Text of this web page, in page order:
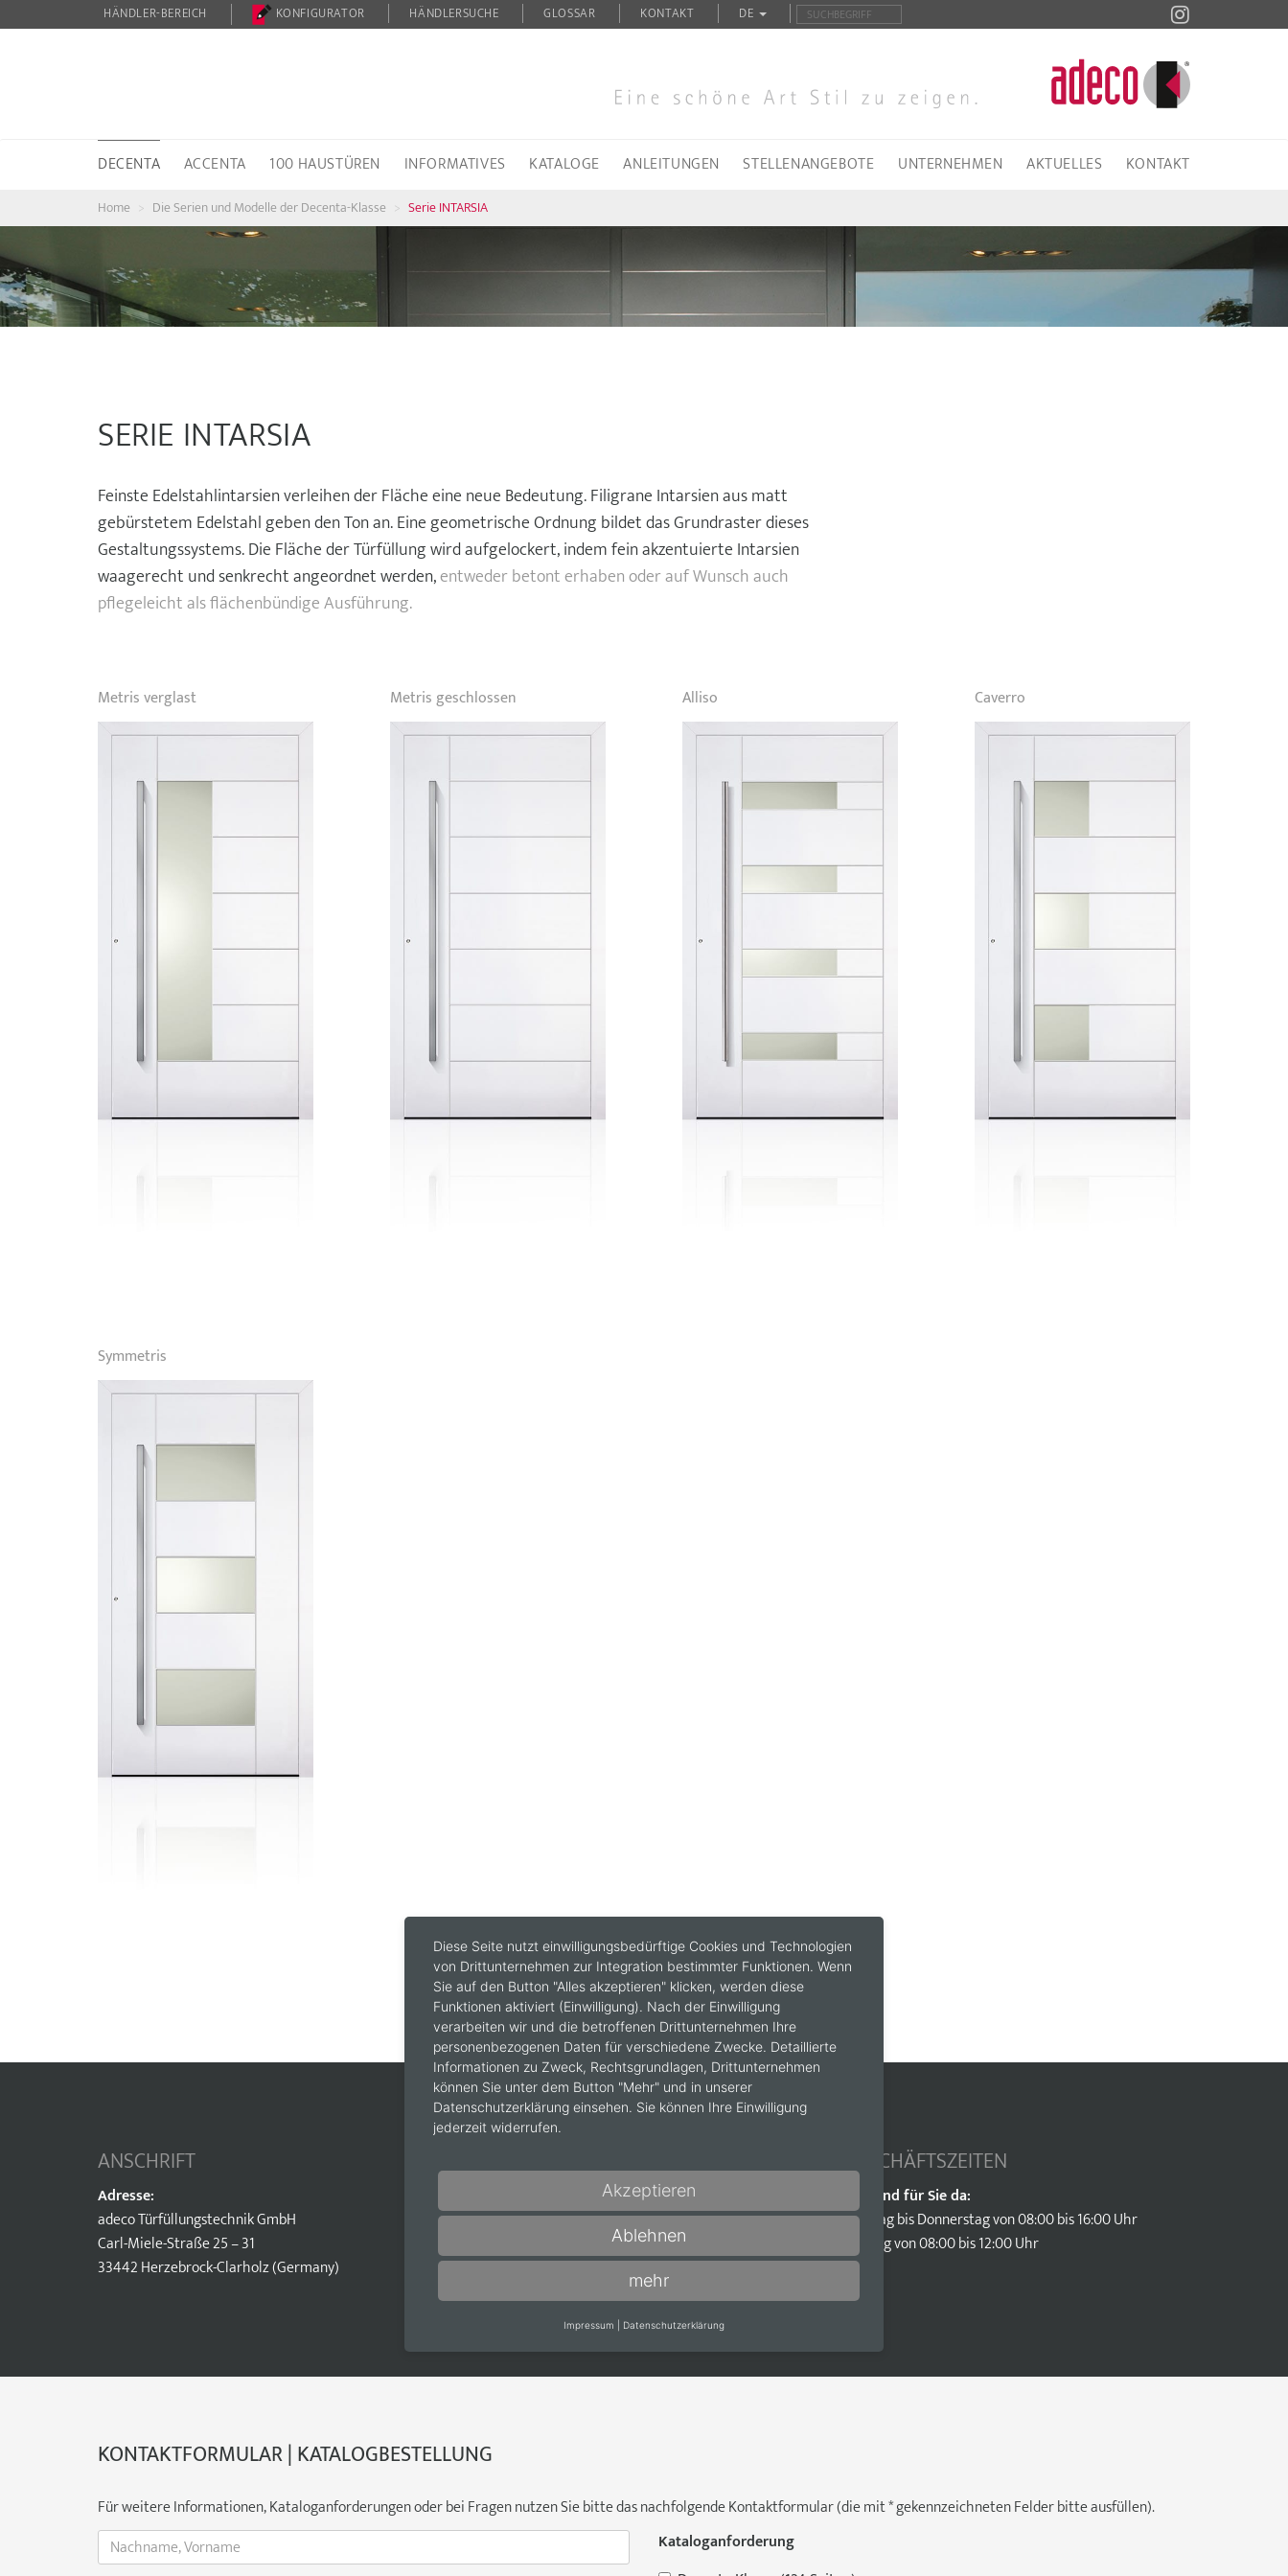
HÄNDLER-BEREICH KONFIGURATOR HÄNDLERSUCHE GLOSSAR KONTAKT DE
DECENTA ACCENTA 100 HAUSTÜREN INFORMATIVES KATALOGE ANLEITUNGEN STELLENANGEBOTE UNTERNEHMEN AKTUELLES KONTAKT
Home Die Serien und Modelle der Decenta-Klasse Serie INTARSIA
SERIE INTARSIA
Feinste Edelstahlintarsien verleihen der Fläche eine neue Bedeutung. Filigrane Intarsien aus matt
gebürstetem Edelstahl geben den Ton an. Eine geometrische Ordnung bildet das Grundraster dieses
Gestaltungssystems. Die Fläche der Türfüllung wird aufgelockert, indem fein akzentuierte Intarsien
waagerecht und senkrecht angeordnet werden,entweder betont erhaben oder auf Wunsch auch
pflegeleicht als flächenbündige Ausführung.
Metris verglast Metris geschlossen Alliso Caverro
Symmetris
ANSCHRIFT
Adresse:
adeco Türfüllungstechnik GmbH
Carl-Miele-Straße 25 – 31
33442 Herzebrock-Clarholz (Germany)
KONTAKT
Fon +49 5245 8402-0
GESCHÄFTSZEITEN
Wir sind für Sie da:
Montag bis Donnerstag von 08:00 bis 16:00 Uhr
Freitag von 08:00 bis 12:00 Uhr
KONTAKTFORMULAR | KATALOGBESTELLUNG
Für weitere Informationen, Kataloganforderungen oder bei Fragen nutzen Sie bitte das nachfolgende Kontaktformular (die mit * gekennzeichneten Felder bitte ausfüllen).
Kataloganforderung
Diese Seite nutzt einwilligungsbedürftige Cookies und Technologien
von Drittunternehmen zur Integration bestimmter Funktionen. Wenn
Sie auf den Button "Alles akzeptieren" klicken, werden diese
Funktionen aktiviert (Einwilligung). Nach der Einwilligung
verarbeiten wir und die betroffenen Drittunternehmen Ihre
personenbezogenen Daten für verschiedene Zwecke. Detaillierte
Informationen zu Zweck, Rechtsgrundlagen, Drittunternehmen
können Sie unter dem Button "Mehr" und in unserer
Datenschutzerklärung einsehen. Sie können Ihre Einwilligung
jederzeit widerrufen.
Akzeptieren
Ablehnen
mehr
Impressum Datenschutzerklärung